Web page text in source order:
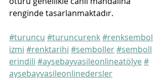
renginde tasarlanmaktadır.
#turuncu #turuncurenk#renksembol
izmi #renktarihi #semboller#semboll
erindili #aysebayvasileonlineatölye #
aysebayvasileonlinedersler